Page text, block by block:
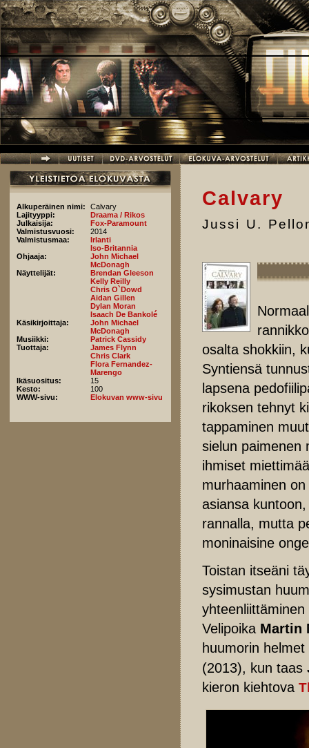
Hyppää pääsisältöön
Alkuperäinen nimi:
Calvary
Lajityyppi:
Draama / Rikos
Julkaisija:
Fox-Paramount
Valmistusvuosi:
2014
Valmistusmaa:
Irlanti
Iso-Britannia
Ohjaaja:
John Michael
McDonagh
Näyttelijät:
Brendan Gleeson
Kelly Reilly
Chris O`Dowd
Aidan Gillen
Dylan Moran
Isaach De Bankolé
Käsikirjoittaja:
John Michael
McDonagh
Musiikki:
Patrick Cassidy
Tuottaja:
James Flynn
Chris Clark
Flora Fernandez-
Marengo
Ikäsuositus:
15
Kesto:
100
WWW-sivu:
Elokuvan www-sivu
Calvary
Jussi U.
osalta shokkiin,
Syntiensä
lapsena
rikoksen tehnyt
tappaminen
sielun paimenen
ihmiset
murhaaminen
asiansa
rannalla, mutta
moninaisine
Toistan itseäni
sysimustan
Velipoika Martin
huumorin
(2013), kun taas
kieron kiehtova